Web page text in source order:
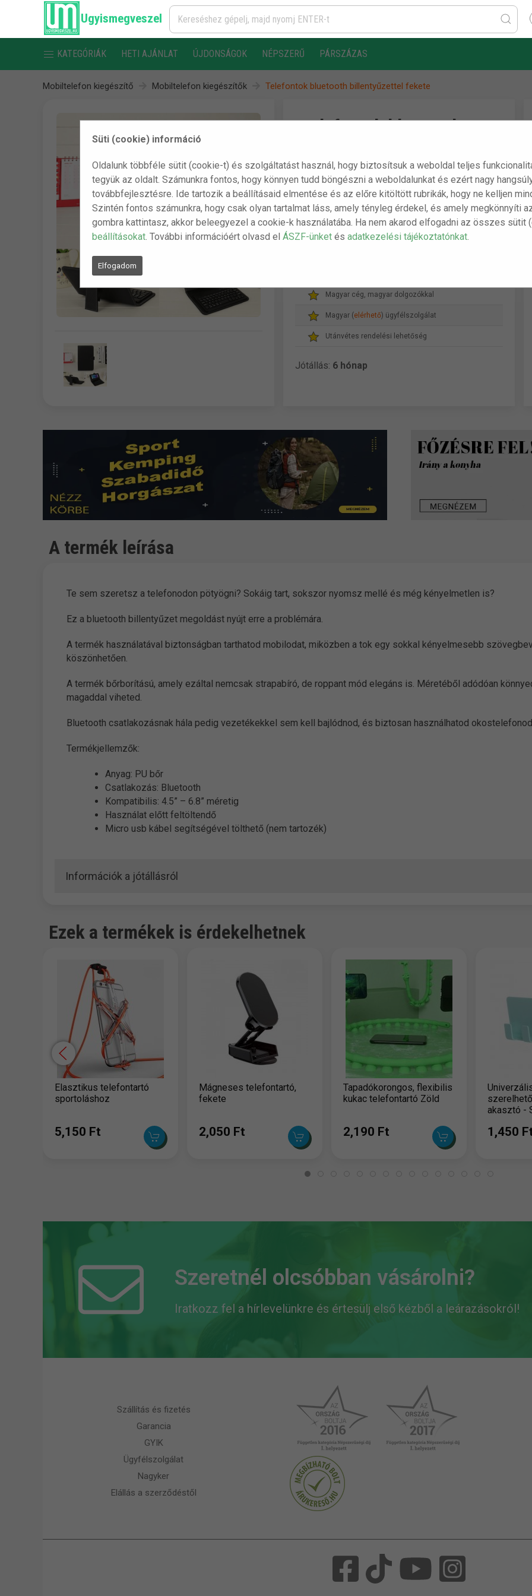
Süti (cookie) információ
Oldalunk többféle sütit (cookie-t) és szolgáltatást használ, hogy biztosítsuk a weboldal teljes
tegyük az oldalt. Számunkra fontos, hogy könnyen tudd böngészni a weboldalunkat és ezért nagy
továbbfejlesztésre. Ide tartozik a beállításaid elmentése és az előre kitöltött rubrikák, hogy ne kelljen
Szintén fontos számunkra, hogy csak olyan tartalmat láss, amely tényleg érdekel, és amely megkönnyíti
gombra kattintasz, akkor beleegyezel a cookie-k használatába. Ha nem akarod elfogadni az összes sütit
beállításokat . További információért olvasd elÁSZF-ünket ésadatkezelési tájékoztatónkat
Elfogadom
Ugyismegveszel
KATEGÓRIÁK HETI AJÁNLAT ÚJDONSÁGOK NÉPSZERŰ PÁRSZÁZAS
Mobiltelefon kiegészítő Mobiltelefon kiegészítők Telefontok bluetooth billentyűzettel fekete
Telefontok bluetooth
A csomag tartalma:
- 1 db Telefontok bluetooth billentyűzettel
fekete
Magyar cég, magyar dolgozókkal
Magyar (elérhető) ügyfélszolgálat
Utánvétes rendelési lehetőség
Jótállás: 6 hónap
A termék leírása
Te sem szeretsz a telefonodon pötyögni? Sokáig tart, sokszor nyomsz mellé és még kényelmetlen is?
Ez a bluetooth billentyűzet megoldást nyújt erre a problémára.
A termék használatával biztonságban tarthatod mobilodat, miközben a tok egy sokkal kényelmesebb
köszönhetően.
A termék bőrborítású, amely ezáltal nemcsak strapabíró, de roppant mód elegáns is. Méretéből adódóan
magaddal viheted.
Bluetooth csatlakozásnak hála pedig vezetékekkel sem kell bajlódnod, és biztosan használhatod
Termékjellemzők:
Anyag: PU bőr
Csatlakozás: Bluetooth
Kompatibilis: 4.5” – 6.8” méretig
Használat előtt feltöltendő
Micro usb kábel segítségével tölthető (nem tartozék)
Információk a jótállásról
Ezek a termékek is érdekelhetnek
Elasztikus telefontartó
sportoláshoz
5,150 Ft
Mágneses telefontartó,
fekete
2,050 Ft
Tapadókorongos, flexibilis
kukac telefontartó Zöld
2,190 Ft
akasztó -
1,450
Szeretnél olcsóbban vásárolni?
Iratkozz fel a hírlevelünkre és értesülj első kézből a leárazásokról!
Szállítás és fizetés
Garancia
GYIK
Ügyfélszolgálat
Nagyker
Elállás a szerződéstől